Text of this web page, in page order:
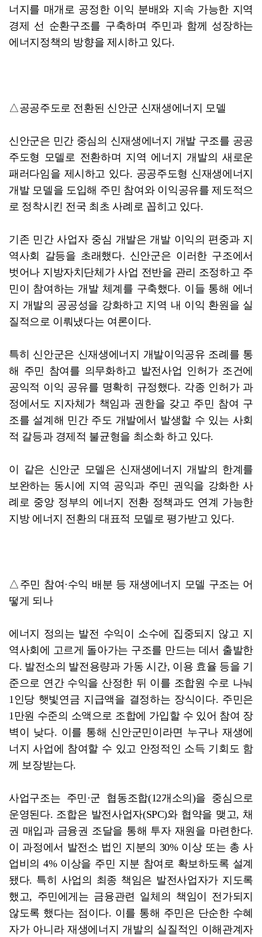
너지를 매개로 공정한 이익 분배와 지속 가능한 지역
경제 선 순환구조를 구축하며 주민과 함께 성장하는
에너지정책의 방향을 제시하고 있다.
△공공주도로 전환된 신안군 신재생에너지 모델
신안군은 민간 중심의 신재생에너지 개발 구조를 공공
주도형 모델로 전환하며 지역 에너지 개발의 새로운
패러다임을 제시하고 있다. 공공주도형 신재생에너지
개발 모델을 도입해 주민 참여와 이익공유를 제도적으
로 정착시킨 전국 최초 사례로 꼽히고 있다.
기존 민간 사업자 중심 개발은 개발 이익의 편중과 지
역사회 갈등을 초래했다. 신안군은 이러한 구조에서
벗어나 지방자치단체가 사업 전반을 관리 조정하고 주
민이 참여하는 개발 체계를 구축했다. 이들 통해 에너
지 개발의 공공성을 강화하고 지역 내 이익 환원을 실
질적으로 이뤄냈다는 여론이다.
특히 신안군은 신재생에너지 개발이익공유 조례를 통
해 주민 참여를 의무화하고 발전사업 인허가 조건에
공익적 이익 공유를 명확히 규정했다. 각종 인허가 과
정에서도 지자체가 책임과 권한을 갖고 주민 참여 구
조를 설계해 민간 주도 개발에서 발생할 수 있는 사회
적 갈등과 경제적 불균형을 최소화 하고 있다.
이 같은 신안군 모델은 신재생에너지 개발의 한계를
보완하는 동시에 지역 공익과 주민 권익을 강화한 사
례로 중앙 정부의 에너지 전환 정책과도 연계 가능한
지방 에너지 전환의 대표적 모델로 평가받고 있다.
△주민 참여·수익 배분 등 재생에너지 모델 구조는 어
떻게 되나
에너지 정의는 발전 수익이 소수에 집중되지 않고 지
역사회에 고르게 돌아가는 구조를 만드는 데서 출발한
다. 발전소의 발전용량과 가동 시간, 이용 효율 등을 기
준으로 연간 수익을 산정한 뒤 이를 조합원 수로 나눠
1인당 햇빛연금 지급액을 결정하는 장식이다. 주민은
1만원 수준의 소액으로 조합에 가입할 수 있어 참여 장
벽이 낮다. 이를 통해 신안군민이라면 누구나 재생에
너지 사업에 참여할 수 있고 안정적인 소득 기회도 함
께 보장받는다.
사업구조는 주민·군 협동조합(12개소의)을 중심으로
운영된다. 조합은 발전사업자(SPC)와 협약을 맺고, 채
권 매입과 금융권 조달을 통해 투자 재원을 마련한다.
이 과정에서 발전소 법인 지분의 30% 이상 또는 총 사
업비의 4% 이상을 주민 지분 참여로 확보하도록 설계
됐다. 특히 사업의 최종 책임은 발전사업자가 지도록
했고, 주민에게는 금융관련 일체의 책임이 전가되지
않도록 했다는 점이다. 이를 통해 주민은 단순한 수혜
자가 아니라 재생에너지 개발의 실질적인 이해관계자